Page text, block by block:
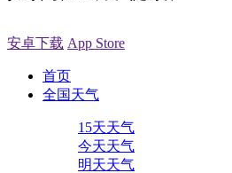
安卓下载 App Store
首页
全国天气
15天天气
今天天气
明天天气